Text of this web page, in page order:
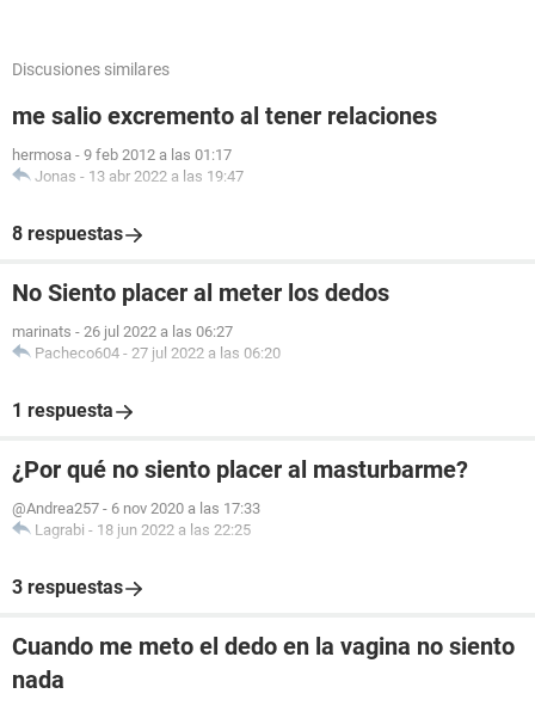
Discusiones similares
me salio excremento al tener relaciones
hermosa - 9 feb 2012 a las 01:17
Jonas - 13 abr 2022 a las 19:47
8 respuestas
No Siento placer al meter los dedos
marinats - 26 jul 2022 a las 06:27
Pacheco604 - 27 jul 2022 a las 06:20
1 respuesta
¿Por qué no siento placer al masturbarme?
@Andrea257 - 6 nov 2020 a las 17:33
Lagrabi - 18 jun 2022 a las 22:25
3 respuestas
Cuando me meto el dedo en la vagina no siento
nada